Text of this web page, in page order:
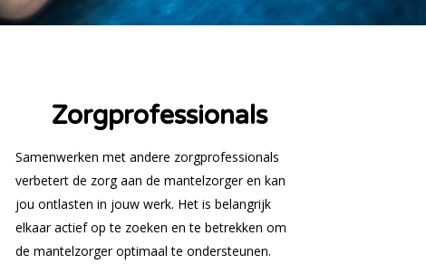
Zorgprofessionals
Samenwerken met andere zorgprofessionals
verbetert de zorg aan de mantelzorger en kan
jou ontlasten in jouw werk. Het is belangrijk
elkaar actief op te zoeken en te betrekken om
de mantelzorger optimaal te ondersteunen.